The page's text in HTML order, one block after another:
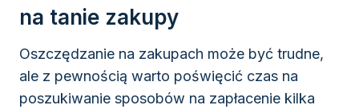
na tanie zakupy
Oszczędzanie na zakupach może być trudne,
ale z pewnością warto poświęcić czas na
poszukiwanie sposobów na zapłacenie kilka